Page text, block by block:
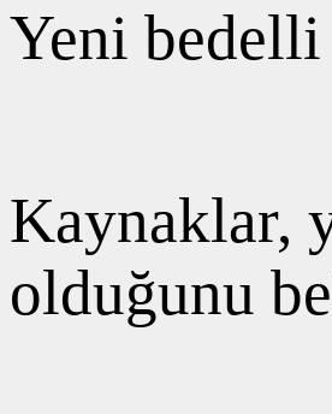
Yeni
Kaynaklar,
olduğunu